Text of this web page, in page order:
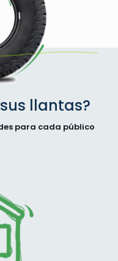
llantas?
para cada público